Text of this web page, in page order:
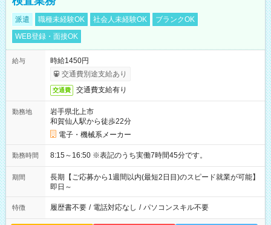
派遣 職種未経験OK 社会人未経験OK
ブランクOK
WEB登録・面接OK
給与
時給1450円
交通費別途支給あり
交通費 交通費支給有り
勤務地
岩手県北上市
和賀仙人駅から徒歩22分
電子・機械系メーカー
勤務時間 8:15～16:50 ※表記のうち実働7時間45分です。
期間
長期【ご応募から1週間以内(最短2日目)のスピード就業が可能】
即日～
特徴 履歴書不要 / 電話対応なし / パソコンスキル不要